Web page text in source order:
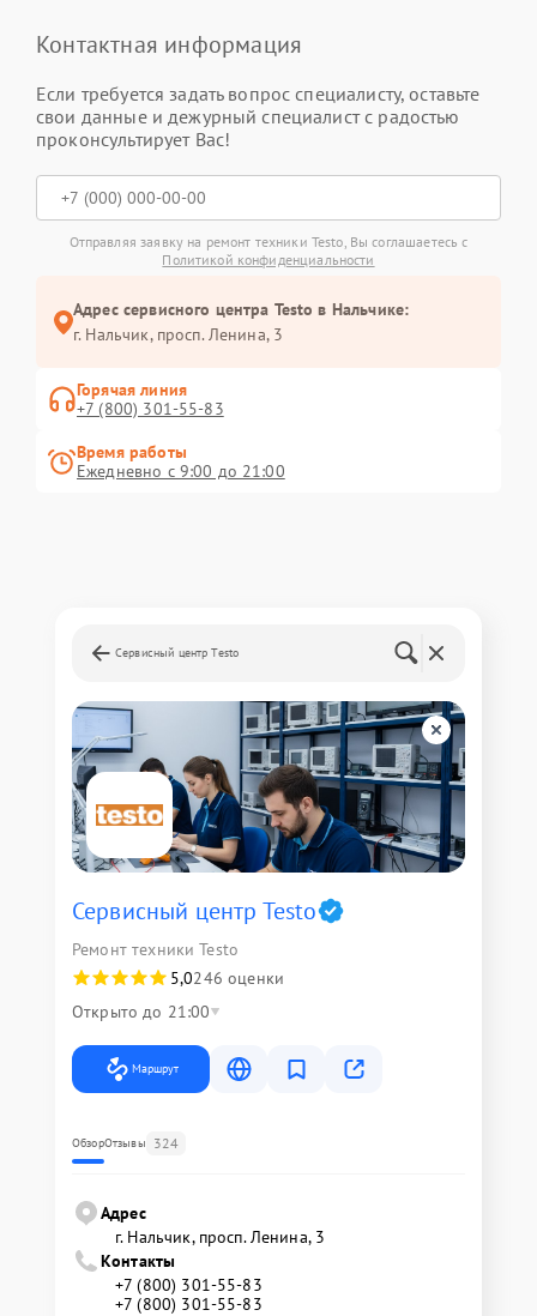
Контактная информация
Если требуется задать вопрос специалисту, оставьте
свои данные и дежурный специалист с радостью
проконсультирует Вас!
Отправляя заявку на ремонт техники Testo, Вы соглашаетесь с
Политикой конфиденциальности
Адрес сервисного центра Testo в Нальчике:
г. Нальчик, просп. Ленина, 3
Горячая линия
+7 (800) 301-55-83
Время работы
Ежедневно с 9:00 до 21:00
Сервисный центр Testo
Сервисный центр Testo
Ремонт техники Testo
5,0246 оценки
Открыто до 21:00
Маршрут
ОбзорОтзывы 324
Адрес
г. Нальчик, просп. Ленина, 3
Контакты
+7 (800) 301-55-83
+7 (800) 301-55-83